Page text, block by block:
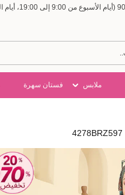
ملابس فستان سهرة